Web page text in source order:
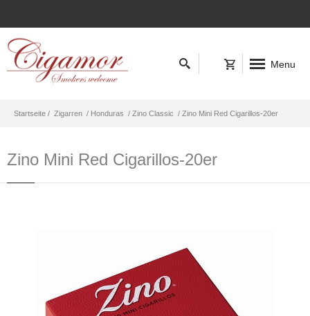
Menu
Startseite / Zigarren / Honduras / Zino Classic / Zino Mini Red Cigarillos-20er
Zino Mini Red Cigarillos-20er